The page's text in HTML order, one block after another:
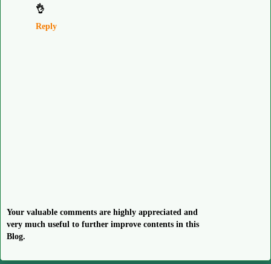
👌
Reply
Your valuable comments are highly appreciated and
very much useful to further improve contents in this
Blog.